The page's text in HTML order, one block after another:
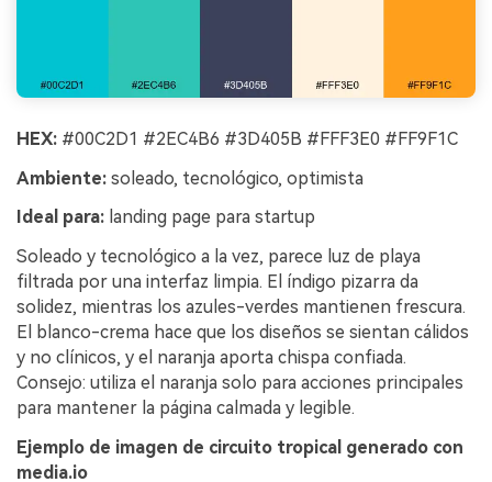
HEX: #00C2D1 #2EC4B6 #3D405B #FFF3E0 #FF9F1C
Ambiente: soleado, tecnológico, optimista
Ideal para: landing page para startup
Soleado y tecnológico a la vez, parece luz de playa
filtrada por una interfaz limpia. El índigo pizarra da
solidez, mientras los azules-verdes mantienen frescura.
El blanco-crema hace que los diseños se sientan cálidos
y no clínicos, y el naranja aporta chispa confiada.
Consejo: utiliza el naranja solo para acciones principales
para mantener la página calmada y legible.
Ejemplo de imagen de circuito tropical generado con
media.io